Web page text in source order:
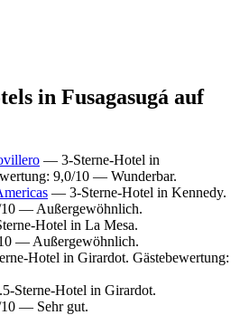
in Fusagasugá auf
— 3-Sterne-Hotel in
9,0/10 — Wunderbar.
— 3-Sterne-Hotel in Kennedy.
10 — Außergewöhnlich.
Hotel in La Mesa.
— Außergewöhnlich.
Hotel in Girardot. Gästebewertung:
Sterne-Hotel in Girardot.
10 — Sehr gut.